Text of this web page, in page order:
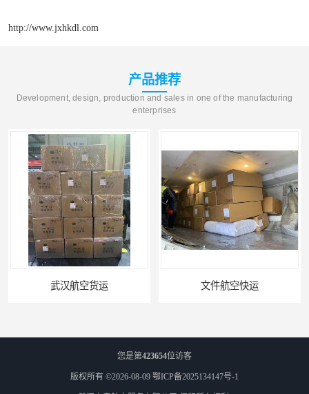
http://www.jxhkdl.com
产品推荐
Development, design, production and sales in one of the manufacturing
enterprises
武汉航空货运 文件航空快运
您是第423654位访客
版权所有 ©2026-08-09 鄂ICP备2025134147号-1